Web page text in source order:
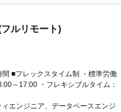
ルリモート)
■フレックスタイム制 ・標準労働
～17:00 ・フレキシブルタイム：
エンジニア、データベースエンジ